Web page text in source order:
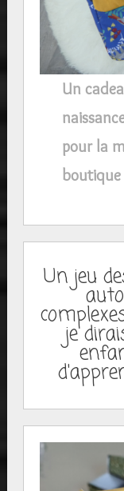
Un
pour la
Un jeu
je